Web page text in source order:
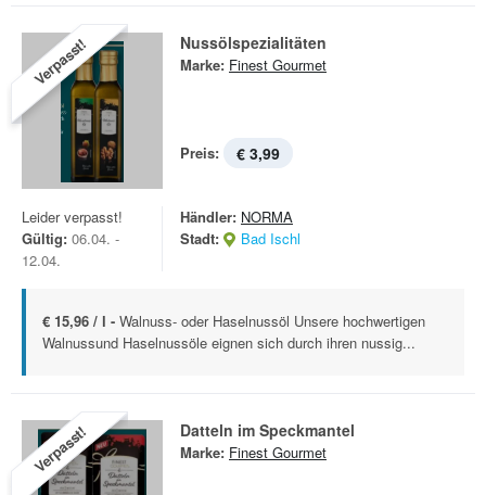
Verpasst! Nussölspezialitäten
Marke: Finest Gourmet
Preis: € 3,99
Leider verpasst!
Gültig: 06.04. -
12.04.
Händler: NORMA
Stadt:
Bad Ischl
€ 15,96 / l - Walnuss- oder Haselnussöl Unsere hochwertigen
Walnussund Haselnussöle eignen sich durch ihren nussig...
Verpasst! Datteln im Speckmantel
Marke: Finest Gourmet